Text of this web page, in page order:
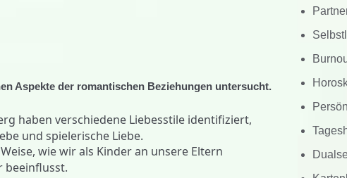
Aspekte der romantischen Beziehungen untersucht.
haben verschiedene Liebesstile identifiziert,
und spielerische Liebe.
wie wir als Kinder an unsere Eltern
beeinflusst.